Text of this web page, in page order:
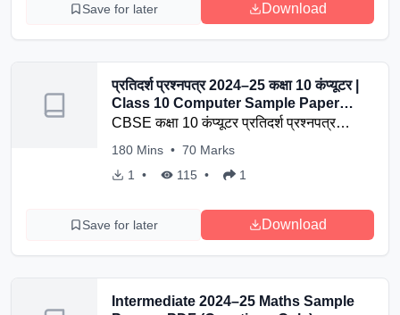
Save for later Download
प्रतिदर्श प्रश्नपत्र 2024–25 कक्षा 10 कंप्यूटर |
Class 10 Computer Sample Paper
2024-25
CBSE कक्षा 10 कंप्यूटर प्रतिदर्श प्रश्नपत्र
2024–25 डाउनलोड करें। यहाँ आपको नवीनतम
180 Mins • 70 Marks
1
• 115 • 1
Save for later Download
Intermediate 2024–25 Maths Sample